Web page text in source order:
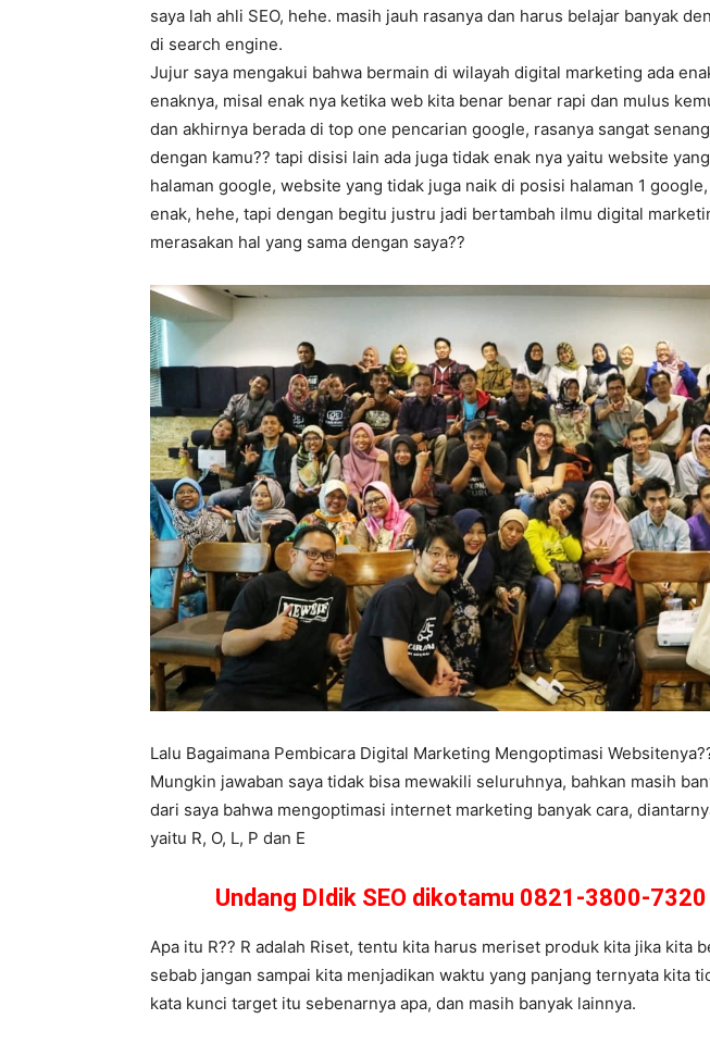
saya lah ahli SEO, hehe. masih jauh rasanya dan harus belajar banyak
di search engine.
Jujur saya mengakui bahwa bermain di wilayah digital marketing ada
enaknya, misal enak nya ketika web kita benar benar rapi dan mulus
dan akhirnya berada di top one pencarian google, rasanya sangat
dengan kamu?? tapi disisi lain ada juga tidak enak nya yaitu website
halaman google, website yang tidak juga naik di posisi halaman 1
enak, hehe, tapi dengan begitu justru jadi bertambah ilmu digital
merasakan hal yang sama dengan saya??
Lalu Bagaimana Pembicara Digital Marketing Mengoptimasi
Mungkin jawaban saya tidak bisa mewakili seluruhnya, bahkan masih
dari saya bahwa mengoptimasi internet marketing banyak cara,
yaitu R, O, L, P dan E
Undang DIdik SEO dikotamu 0821-3800-
Apa itu R?? R adalah Riset, tentu kita harus meriset produk kita jika kita
sebab jangan sampai kita menjadikan waktu yang panjang ternyata kita
kata kunci target itu sebenarnya apa, dan masih banyak lainnya.